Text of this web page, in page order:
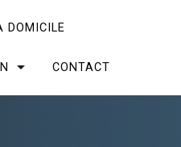
DOMICILE
CONTACT